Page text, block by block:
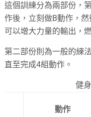
這個訓練分為兩部份，
作後，立刻做B動作，
可以增大力量的輸出，
第二部份則為一般的練
直至完成4組動作。
健
動作